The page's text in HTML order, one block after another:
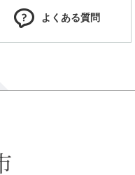
よくある質問